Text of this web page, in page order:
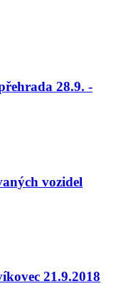
28.9. -
vozidel
21.9.2018